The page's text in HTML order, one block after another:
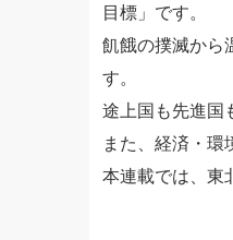
目標」です。
飢餓の撲滅から
す。
途上国も先進国
また、経済・環
本連載では、東